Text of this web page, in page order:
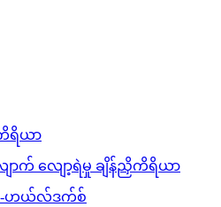
ရိယာ
က် လျော့ရဲမှု ချိန်ညှိကိရိယာ
-ဟယ်လ်ဒက်စ်